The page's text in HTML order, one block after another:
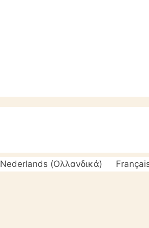
Nederlands (Ολλανδικά)